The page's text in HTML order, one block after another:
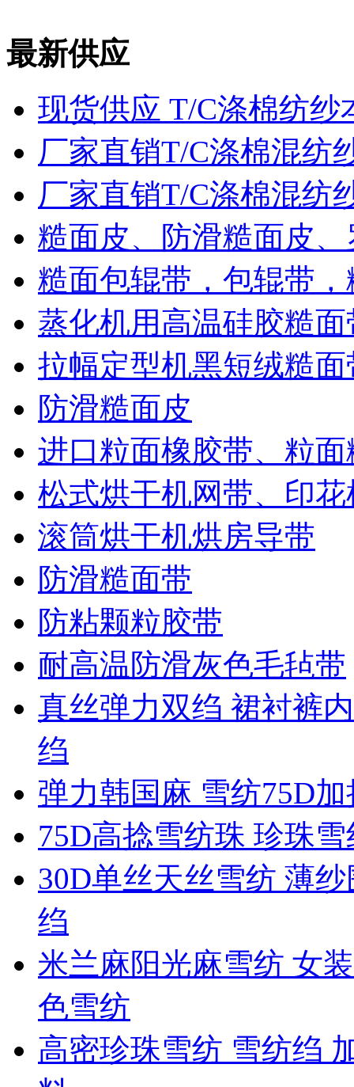
最新供应
现货供应 T/C涤棉纺纱
厂家直销T/C涤棉混纺
厂家直销T/C涤棉混纺
糙面皮、防滑糙面皮
糙面包辊带，包辊带
蒸化机用高温硅胶糙面
拉幅定型机黑短绒糙面
防滑糙面皮
进口粒面橡胶带、粒
松式烘干机网带、印
滚筒烘干机烘房导带
防滑糙面带
防粘颗粒胶带
耐高温防滑灰色毛毡带
真丝弹力双绉 裙衬裤
绉
弹力韩国麻 雪纺75D
75D高捻雪纺珠 珍珠
30D单丝天丝雪纺 薄
绉
米兰麻阳光麻雪纺 女
色雪纺
高密珍珠雪纺 雪纺绉